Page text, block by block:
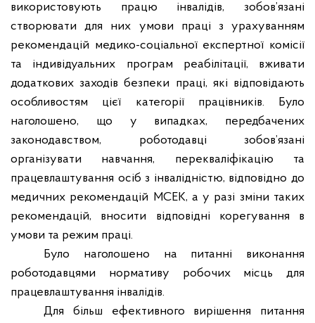
використовують працю інвалідів, зобов’язані
створювати для них умови праці з урахуванням
рекомендацій медико-соціальної експертної комісії
та індивідуальних програм реабілітації, вживати
додаткових заходів безпеки праці, які відповідають
особливостям цієї категорії працівників. Було
наголошено, що у випадках, передбачених
законодавством, роботодавці зобов’язані
організувати навчання, перекваліфікацію та
працевлаштування осіб з інвалідністю, відповідно до
медичних рекомендацій МСЕК, а у разі зміни таких
рекомендацій, вносити відповідні корегування в
умови та режим праці.
Було наголошено на питанні виконання
роботодавцями нормативу робочих місць для
працевлаштування інвалідів.
Для більш ефективного вирішення питання